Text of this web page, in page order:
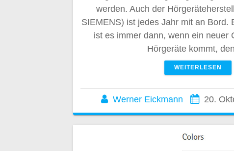
werden. Auch der
SIEMENS) ist jedes Jahr mit an Bord.
ist es immer dann, wenn ein neuer
Hörgeräte kommt,
WEITERLESEN
Werner Eickmann 20.